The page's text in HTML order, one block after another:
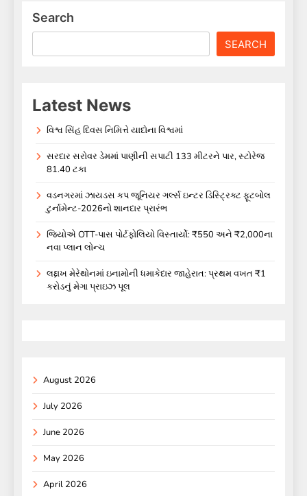
Search
SEARCH
Latest News
વિશ્વ સિંહ દિવસ નિમિત્તે યાદોના વિશ્વમાં
સરદાર સરોવર ડેમમાં પાણીની સપાટી 133 મીટરને પાર, સ્ટોરેજ
81.40 ટકા
વડનગરમાં ઝાયડસ કપ જૂનિયર ગર્લ્સ ઇન્ટર ડિસ્ટ્રિક્ટ ફૂટબોલ
ટુર્નામેન્ટ-2026નો શાનદાર પ્રારંભ
જિયોએ OTT-પાસ પોર્ટફોલિયો વિસ્તાર્યો: ₹550 અને ₹2,000ના
નવા પ્લાન લોન્ચ
લદ્દાખ મેરેથોનમાં ઇનામોની ધમાકેદાર જાહેરાત: પ્રથમ વખત ₹1
કરોડનું મેગા પ્રાઇઝ પૂલ
August 2026
July 2026
June 2026
May 2026
April 2026